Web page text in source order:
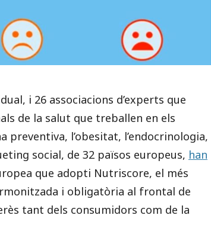
i 26 associacions d’experts que
de la salut que treballen en els
l’obesitat, l’endocrinologia,
social, de 32 països europeus, han
que adopti Nutriscore, el més
i obligatòria al frontal de
tant dels consumidors com de la